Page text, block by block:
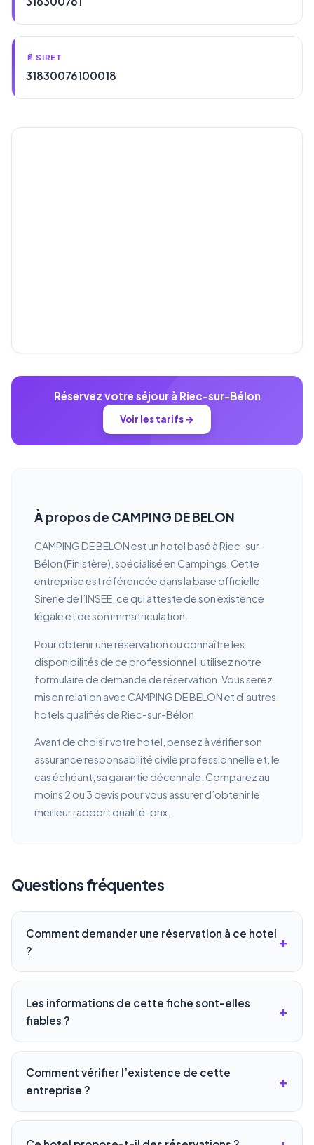
📄 SIRET
31830076100018
Réservez votre séjour à Riec-sur-Bélon
Voir les tarifs →
À propos de CAMPING DE BELON
CAMPING DE BELON est un hotel basé à Riec-sur-
Bélon (Finistère), spécialisé en Campings. Cette
entreprise est référencée dans la base officielle
Sirene de l’INSEE, ce qui atteste de son existence
légale et de son immatriculation.
Pour obtenir une réservation ou connaître les
disponibilités de ce professionnel, utilisez notre
formulaire de demande de réservation. Vous serez
mis en relation avec CAMPING DE BELON et d’autres
hotels qualifiés de Riec-sur-Bélon.
Avant de choisir votre hotel, pensez à vérifier son
assurance responsabilité civile professionnelle et, le
cas échéant, sa garantie décennale. Comparez au
moins 2 ou 3 devis pour vous assurer d’obtenir le
meilleur rapport qualité-prix.
Questions fréquentes
Comment demander une réservation à ce hotel
?
Les informations de cette fiche sont-elles
fiables ?
Comment vérifier l’existence de cette
entreprise ?